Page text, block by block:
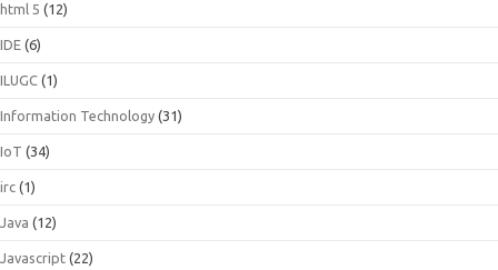
html 5 (12)
IDE (6)
ILUGC (1)
Information Technology (31)
IoT (34)
irc (1)
Java (12)
Javascript (22)